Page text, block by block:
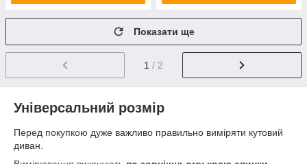
Показати ще
1 / 2
Універсальний розмір
Перед покупкою дуже важливо правильно виміряти кутовий
диван.